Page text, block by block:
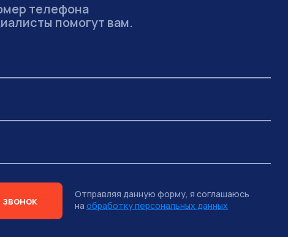
телефона
помогут вам.
Отправляя данную форму, я соглашаюсь
на обработку персональных данных